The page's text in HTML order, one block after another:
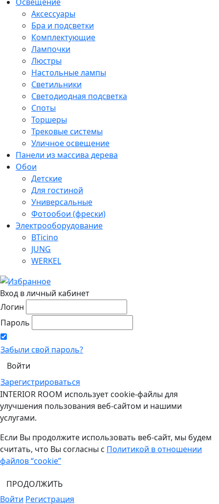
Аксессуары
Бра и подсветки
Комплектующие
Лампочки
Люстры
Настольные лампы
Светильники
Светодиодная подсветка
Споты
Торшеры
Трековые системы
Уличное освещение
Панели из массива дерева
Обои
Детские
Для гостиной
Универсальные
Фотообои (фрески)
Электрооборудование
BTicino
JUNG
WERKEL
Вход в личный кабинет
Логин
Пароль
Забыли свой пароль?
Зарегистрироваться
INTERIOR ROOM использует cookie-файлы для
улучшения пользования веб-сайтом и нашими
услугами.
Если Вы продолжите использовать веб-сайт, мы будем
считать, что Вы согласны с Политикой в отношении
файлов “cookie”
ПРОДОЛЖИТЬ
Войти Регистрация